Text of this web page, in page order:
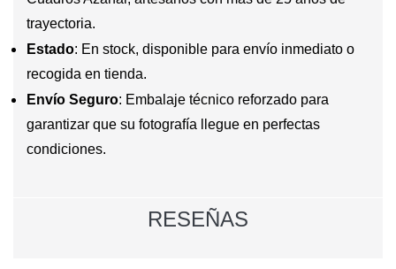
trayectoria.
Estado: En stock, disponible para envío inmediato o
recogida en tienda.
Envío Seguro: Embalaje técnico reforzado para
garantizar que su fotografía llegue en perfectas
condiciones.
RESEÑAS